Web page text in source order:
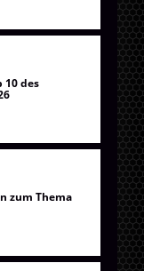
10 des
zum Thema